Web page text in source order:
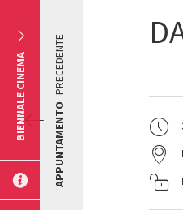
APPUNTAMENTO
PRECEDENTE
BIENNALE CINEMA